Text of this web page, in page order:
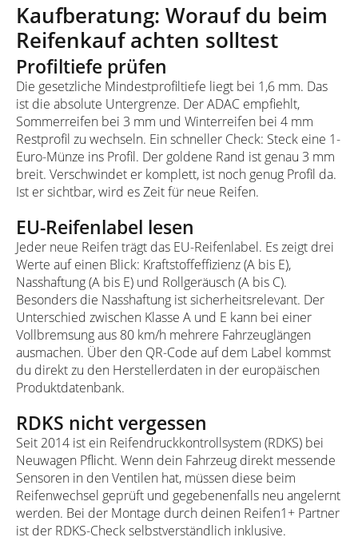
Kaufberatung: Worauf du beim
Reifenkauf achten solltest
Profiltiefe prüfen
Die gesetzliche Mindestprofiltiefe liegt bei 1,6 mm. Das
ist die absolute Untergrenze. Der ADAC empfiehlt,
Sommerreifen bei 3 mm und Winterreifen bei 4 mm
Restprofil zu wechseln. Ein schneller Check: Steck eine 1-
Euro-Münze ins Profil. Der goldene Rand ist genau 3 mm
breit. Verschwindet er komplett, ist noch genug Profil da.
Ist er sichtbar, wird es Zeit für neue Reifen.
EU-Reifenlabel lesen
Jeder neue Reifen trägt das EU-Reifenlabel. Es zeigt drei
Werte auf einen Blick: Kraftstoffeffizienz (A bis E),
Nasshaftung (A bis E) und Rollgeräusch (A bis C).
Besonders die Nasshaftung ist sicherheitsrelevant. Der
Unterschied zwischen Klasse A und E kann bei einer
Vollbremsung aus 80 km/h mehrere Fahrzeuglängen
ausmachen. Über den QR-Code auf dem Label kommst
du direkt zu den Herstellerdaten in der europäischen
Produktdatenbank.
RDKS nicht vergessen
Seit 2014 ist ein Reifendruckkontrollsystem (RDKS) bei
Neuwagen Pflicht. Wenn dein Fahrzeug direkt messende
Sensoren in den Ventilen hat, müssen diese beim
Reifenwechsel geprüft und gegebenenfalls neu angelernt
werden. Bei der Montage durch deinen Reifen1+ Partner
ist der RDKS-Check selbstverständlich inklusive.